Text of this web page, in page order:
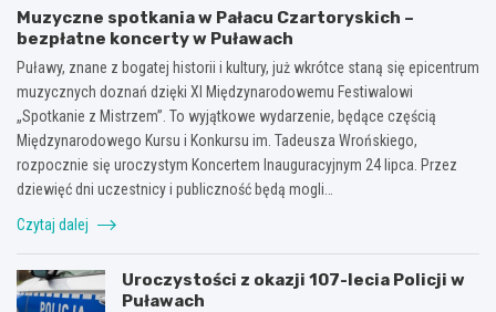
Muzyczne spotkania w Pałacu Czartoryskich –
bezpłatne koncerty w Puławach
Puławy, znane z bogatej historii i kultury, już wkrótce staną się epicentrum
muzycznych doznań dzięki XI Międzynarodowemu Festiwalowi
„Spotkanie z Mistrzem”. To wyjątkowe wydarzenie, będące częścią
Międzynarodowego Kursu i Konkursu im. Tadeusza Wrońskiego,
rozpocznie się uroczystym Koncertem Inauguracyjnym 24 lipca. Przez
dziewięć dni uczestnicy i publiczność będą mogli…
Czytaj dalej
Uroczystości z okazji 107-lecia Policji w
Puławach